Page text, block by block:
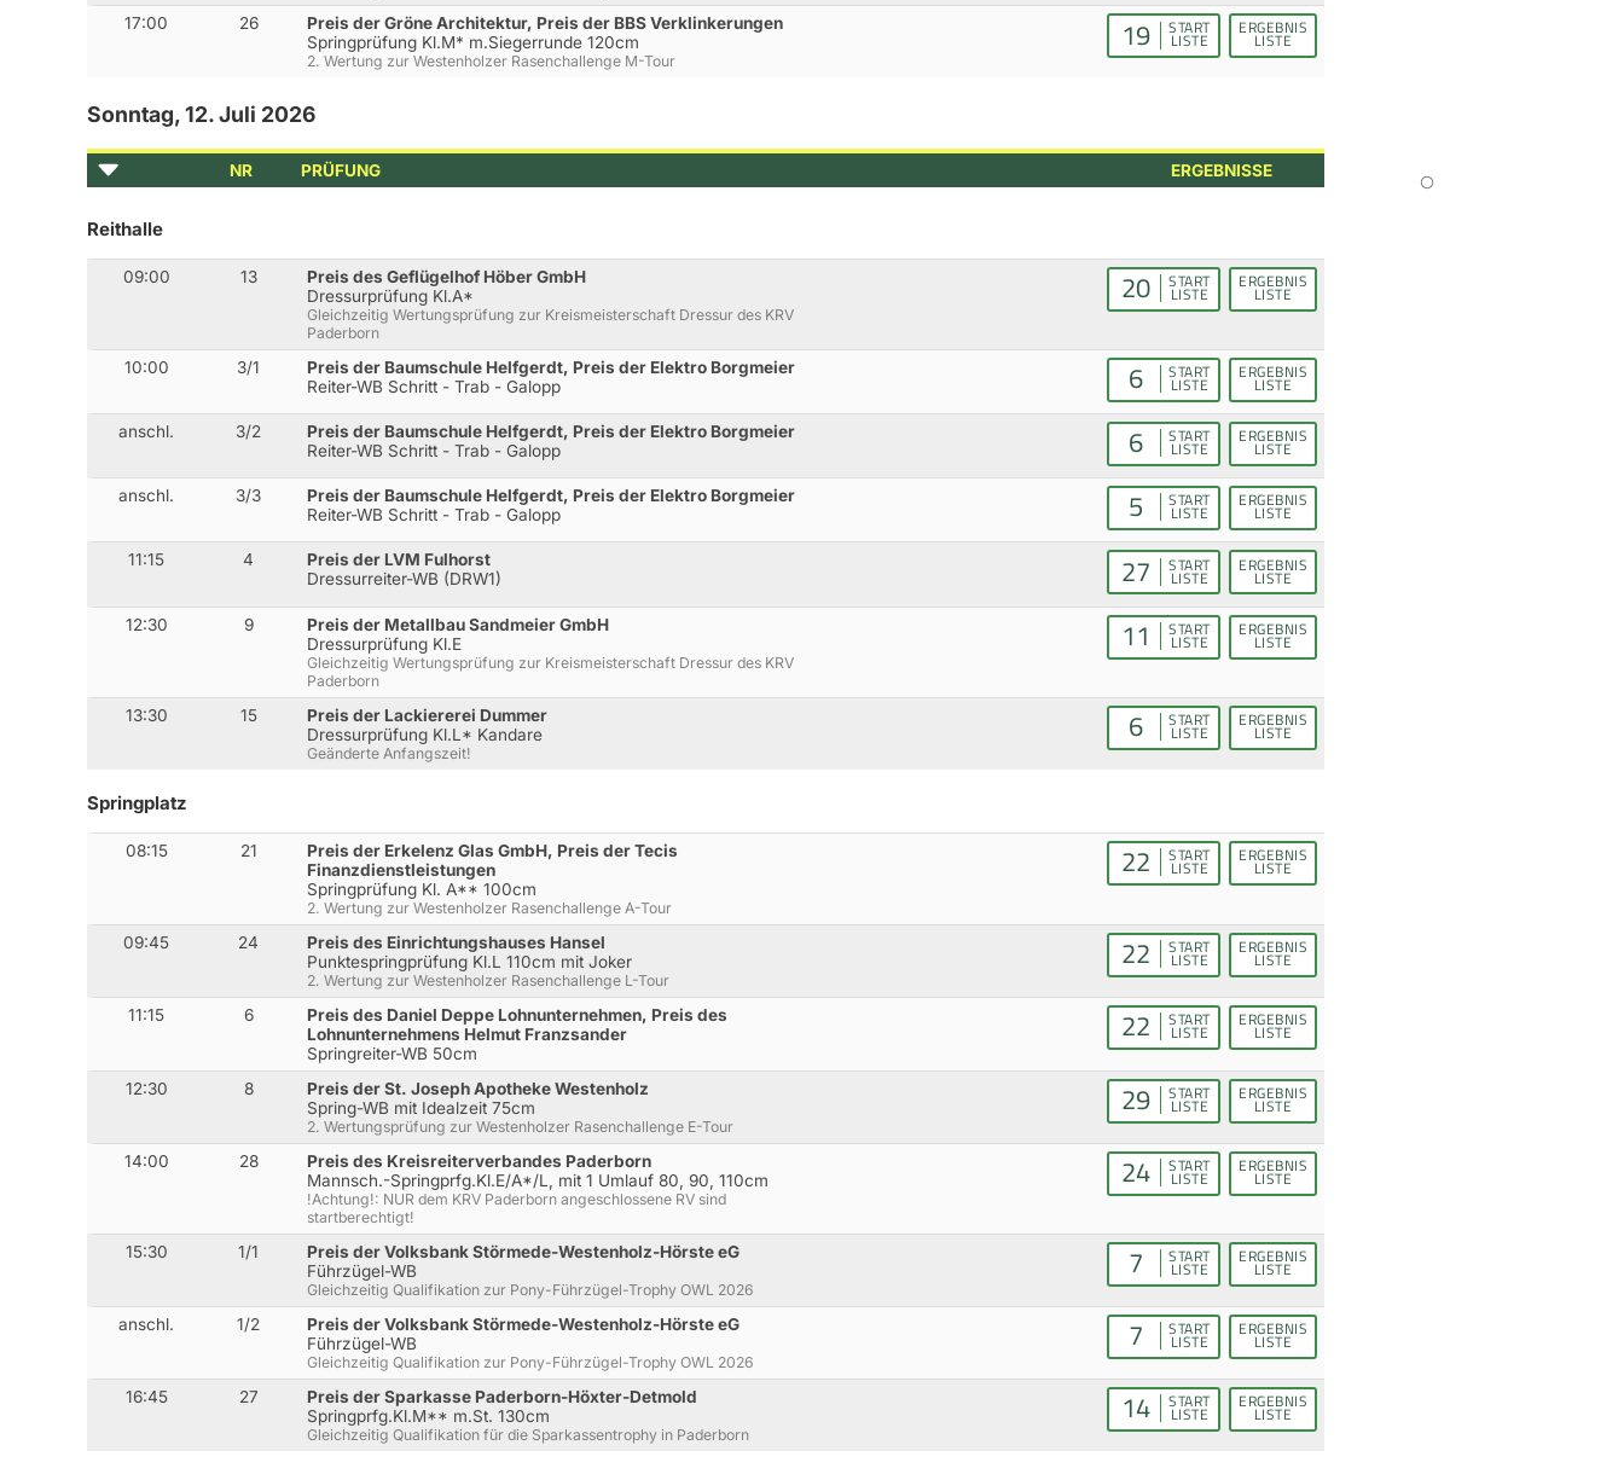
17:00 26
Preis der Gröne Architektur, Preis der BBS Verklinkerungen
Springprüfung Kl.M* m.Siegerrunde 120cm
2. Wertung zur Westenholzer Rasenchallenge M-Tour
19 START
LISTE
ERGEBNIS
LISTE
Sonntag, 12. Juli 2026
NR PRÜFUNG ERGEBNISSE
Reithalle
09:00 13
Preis des Geflügelhof Höber GmbH
Dressurprüfung Kl.A*
Gleichzeitig Wertungsprüfung zur Kreismeisterschaft Dressur des KRV
Paderborn
20 START
LISTE
ERGEBNIS
LISTE
10:00 3/1
Preis der Baumschule Helfgerdt, Preis der Elektro Borgmeier
Reiter-WB Schritt - Trab - Galopp
6 START
LISTE
ERGEBNIS
LISTE
anschl. 3/2
Preis der Baumschule Helfgerdt, Preis der Elektro Borgmeier
Reiter-WB Schritt - Trab - Galopp
6 START
LISTE
ERGEBNIS
LISTE
anschl. 3/3
Preis der Baumschule Helfgerdt, Preis der Elektro Borgmeier
Reiter-WB Schritt - Trab - Galopp
5 START
LISTE
ERGEBNIS
LISTE
11:15 4
Preis der LVM Fulhorst
Dressurreiter-WB (DRW1)
27 START
LISTE
ERGEBNIS
LISTE
12:30 9
Preis der Metallbau Sandmeier GmbH
Dressurprüfung Kl.E
Gleichzeitig Wertungsprüfung zur Kreismeisterschaft Dressur des KRV
Paderborn
11 START
LISTE
ERGEBNIS
LISTE
13:30 15
Preis der Lackiererei Dummer
Dressurprüfung Kl.L* Kandare
Geänderte Anfangszeit!
6 START
LISTE
ERGEBNIS
LISTE
Springplatz
08:15 21
Preis der Erkelenz Glas GmbH, Preis der Tecis
Finanzdienstleistungen
Springprüfung Kl. A** 100cm
2. Wertung zur Westenholzer Rasenchallenge A-Tour
22 START
LISTE
ERGEBNIS
LISTE
09:45 24
Preis des Einrichtungshauses Hansel
Punktespringprüfung Kl.L 110cm mit Joker
2. Wertung zur Westenholzer Rasenchallenge L-Tour
22 START
LISTE
ERGEBNIS
LISTE
11:15 6
Preis des Daniel Deppe Lohnunternehmen, Preis des
Lohnunternehmens Helmut Franzsander
Springreiter-WB 50cm
22 START
LISTE
ERGEBNIS
LISTE
12:30 8
Preis der St. Joseph Apotheke Westenholz
Spring-WB mit Idealzeit 75cm
2. Wertungsprüfung zur Westenholzer Rasenchallenge E-Tour
29 START
LISTE
ERGEBNIS
LISTE
14:00 28
Preis des Kreisreiterverbandes Paderborn
Mannsch.-Springprfg.Kl.E/A*/L, mit 1 Umlauf 80, 90, 110cm
!Achtung!: NUR dem KRV Paderborn angeschlossene RV sind
startberechtigt!
24 START
LISTE
ERGEBNIS
LISTE
15:30 1/1
Preis der Volksbank Störmede-Westenholz-Hörste eG
Führzügel-WB
Gleichzeitig Qualifikation zur Pony-Führzügel-Trophy OWL 2026
7 START
LISTE
ERGEBNIS
LISTE
anschl. 1/2
Preis der Volksbank Störmede-Westenholz-Hörste eG
Führzügel-WB
Gleichzeitig Qualifikation zur Pony-Führzügel-Trophy OWL 2026
7 START
LISTE
ERGEBNIS
LISTE
16:45 27
Preis der Sparkasse Paderborn-Höxter-Detmold
Springprfg.Kl.M** m.St. 130cm
Gleichzeitig Qualifikation für die Sparkassentrophy in Paderborn
14 START
LISTE
ERGEBNIS
LISTE